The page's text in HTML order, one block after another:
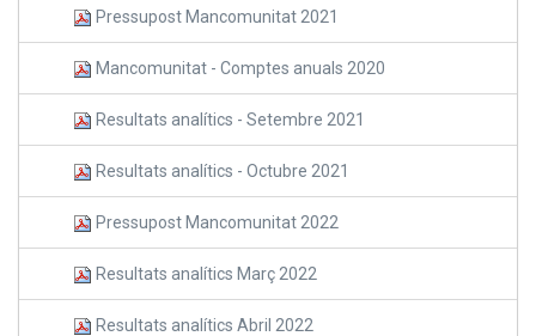
Pressupost Mancomunitat 2021
Mancomunitat - Comptes anuals 2020
Resultats analítics - Setembre 2021
Resultats analítics - Octubre 2021
Pressupost Mancomunitat 2022
Resultats analítics Març 2022
Resultats analítics Abril 2022